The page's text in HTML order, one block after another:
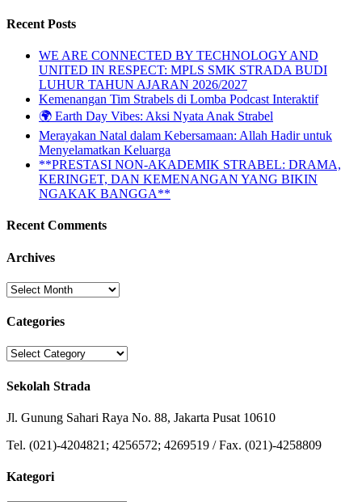
Recent Posts
WE ARE CONNECTED BY TECHNOLOGY AND
UNITED IN RESPECT: MPLS SMK STRADA BUDI
LUHUR TAHUN AJARAN 2026/2027
Kemenangan Tim Strabels di Lomba Podcast Interaktif
🌍 Earth Day Vibes: Aksi Nyata Anak Strabel
Merayakan Natal dalam Kebersamaan: Allah Hadir untuk
Menyelamatkan Keluarga
**PRESTASI NON-AKADEMIK STRABEL: DRAMA,
KERINGET, DAN KEMENANGAN YANG BIKIN
NGAKAK BANGGA**
Recent Comments
Archives
Archives
Categories
Categories
Sekolah Strada
Jl. Gunung Sahari Raya No. 88, Jakarta Pusat 10610
Tel. (021)-4204821; 4256572; 4269519 / Fax. (021)-4258809
Kategori